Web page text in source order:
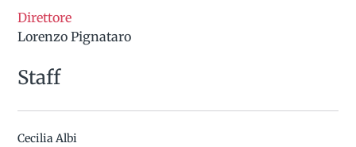
Direttore
Lorenzo Pignataro
Staff
Cecilia Albi